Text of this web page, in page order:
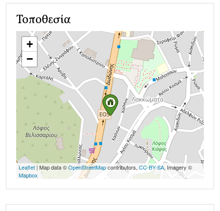
Τοποθεσία
+
−
Leaflet | Map data ©OpenStreetMapcontributors, CC-BY-SA, Imagery ©
Mapbox